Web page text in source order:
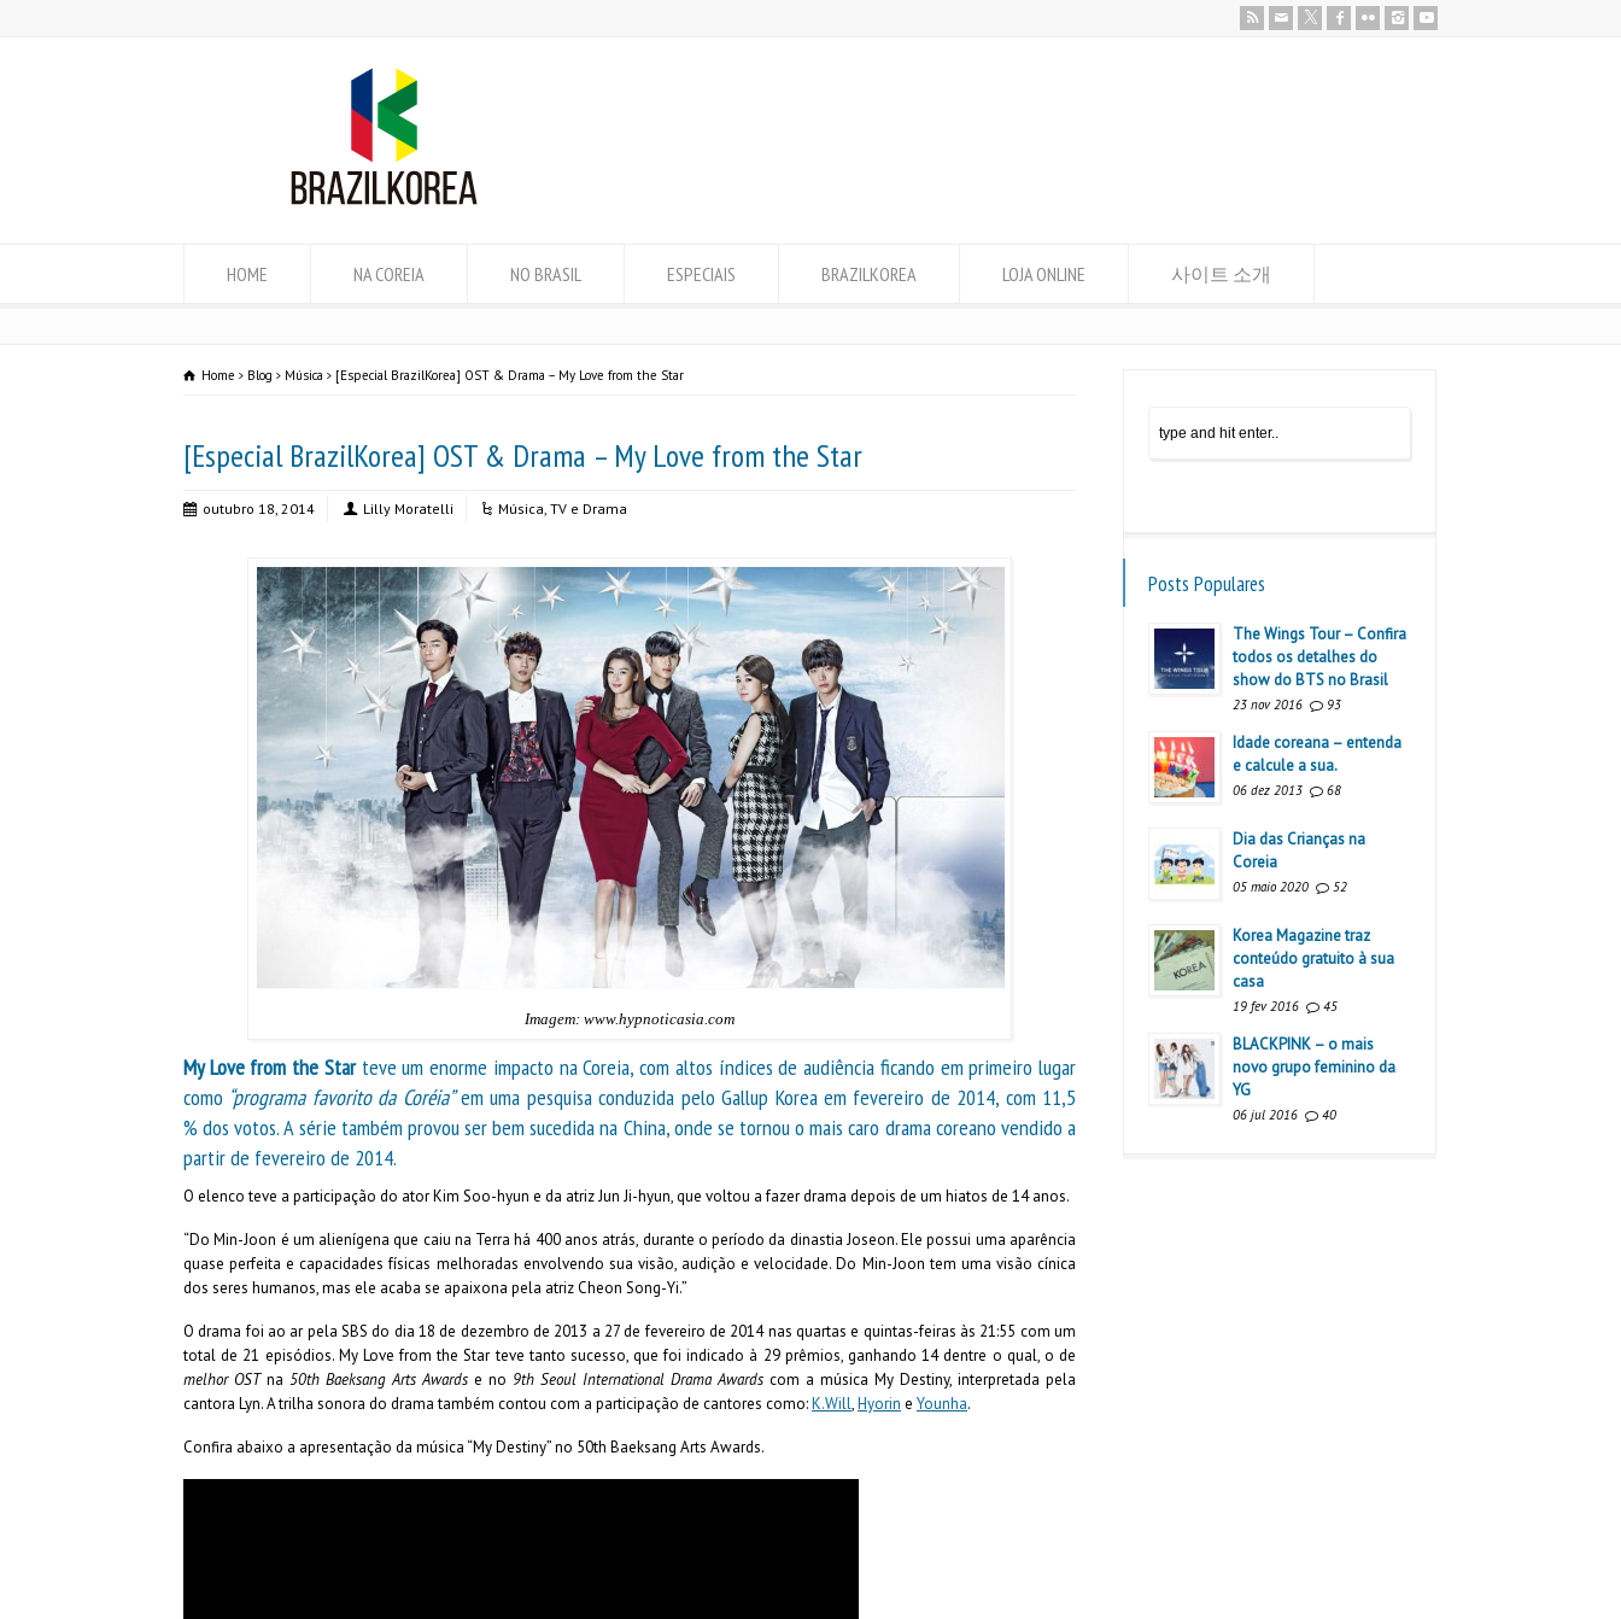
HOME NA COREIA NO BRASIL ESPECIAIS BRAZILKOREA LOJA ONLINE 사이트 소개
Home Blog Música [Especial BrazilKorea] OST & Drama – My Love from the Star
[Especial BrazilKorea] OST & Drama – My Love from the Star
outubro 18, 2014 Lilly Moratelli Música, TV e Drama
Imagem: www.hypnoticasia.com
My Love from the Starteve um enorme impacto na Coreia, com altos índices de audiência ficando em primeiro lugar
como “programa favorito da Coréia”em uma pesquisa conduzida pelo Gallup Korea em fevereiro de 2014, com 11,5
% dos votos. A série também provou ser bem sucedida na China, onde se tornou o mais caro drama coreano vendido a
partir de fevereiro de 2014.
O elenco teve a participação do ator Kim Soo-hyun e da atriz Jun Ji-hyun, que voltou a fazer drama depois de um hiatos de 14 anos.
“Do Min-Joon é um alienígena que caiu na Terra há 400 anos atrás, durante o período da dinastia Joseon. Ele possui uma aparência
quase perfeita e capacidades físicas melhoradas envolvendo sua visão, audição e velocidade. Do Min-Joon tem uma visão cínica
dos seres humanos, mas ele acaba se apaixona pela atriz Cheon Song-Yi.”
O drama foi ao ar pela SBS do dia 18 de dezembro de 2013 a 27 de fevereiro de 2014 nas quartas e quintas-feiras às 21:55 com um
total de 21 episódios. My Love from the Star teve tanto sucesso, que foi indicado à 29 prêmios, ganhando 14 dentre o qual, o de
melhor OSTna 50th Baeksang Arts Awards e no 9th Seoul International Drama Awards com a música My Destiny, interpretada pela
cantora Lyn. A trilha sonora do drama também contou com a participação de cantores como:K.Will,Hyorin e Younha.
Confira abaixo a apresentação da música “My Destiny” no 50th Baeksang Arts Awards.
Posts Populares
The Wings Tour – Confira
todos os detalhes do
show do BTS no Brasil
23 nov 2016 93
Idade coreana – entenda
e calcule a sua.
06 dez 2013 68
Dia das Crianças na
Coreia
05 maio 2020 52
Korea Magazine traz
conteúdo gratuito à sua
casa
19 fev 2016 45
BLACKPINK – o mais
novo grupo feminino da
YG
06 jul 2016 40